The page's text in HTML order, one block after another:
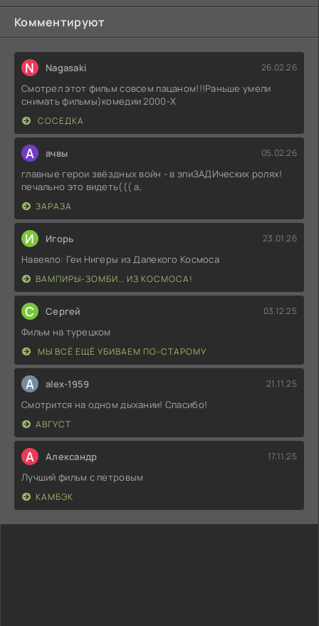
Комментируют
N Nagasaki 26.02.26
Смотрел этот фильм совсем пацаном!!!Раньше умели
снимать фильмы)комедии 2000-X
СОСЕДКА
А ачвы 05.02.26
главные герои звёздных войн - в эпиЗАДИческих ролях!
печально это видеть((( а,
ЗАРАЗА
И Игорь 23.01.26
Навеяло: Геи Нигеры из Далекого Космоса
ВАМПИРЫ-ЗОМБИ… ИЗ КОСМОСА!
С Сергей 03.12.25
Фильм на турецком
МЫ ВСЁ ЕЩЁ УБИВАЕМ ПО-СТАРОМУ
A alex-1959 21.11.25
Смотрится на одном дыхании! Спасибо!
АВГУСТ
А Александр 17.11.25
Лучший фильм с петровым
КАМБЭК